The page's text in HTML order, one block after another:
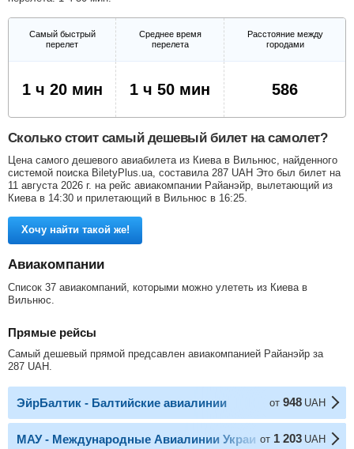
Самый быстрый
перелет
Среднее время
перелета
Расстояние между
городами
1 ч 20 мин 1 ч 50 мин 586
Сколько стоит самый дешевый билет на самолет?
Цена самого дешевого авиабилета из Киева в Вильнюс, найденного
системой поиска BiletyPlus.ua, составила 287 UAH Это был билет на
11 августа 2026 г. на рейс авиакомпании Райанэйр, вылетающий из
Киева в 14:30 и прилетающий в Вильнюс в 16:25.
Хочу найти такой же!
Авиакомпании
Список 37 авиакомпаний, которыми можно улететь из Киева в
Вильнюс.
Прямые рейсы
Самый дешевый прямой предсавлен авиакомпанией Райанэйр за
287 UAH
ЭйрБалтик - Балтийские авиалинии от 948 UAH
МАУ - Международные Авиалинии Украины
от 1 203 UAH